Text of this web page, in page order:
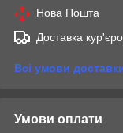
Нова Пошта
Доставка
Всі умови
Умови оплати